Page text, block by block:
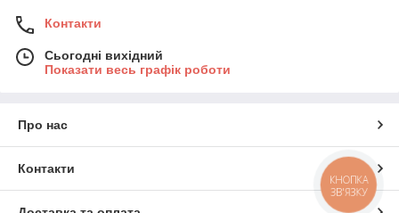
Контакти
Сьогодні вихідний
Показати весь графік роботи
Про нас
Контакти
КНОПКА
ЗВ'ЯЗКУ